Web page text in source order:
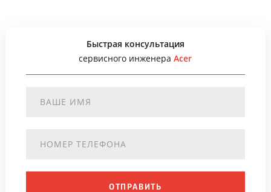
Быстрая консультация
сервисного инженераAcer
ОТПРАВИТЬ